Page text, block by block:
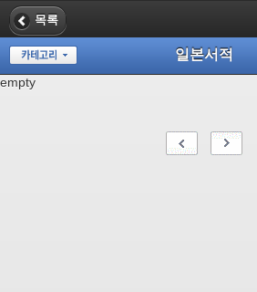
목록
일본서적
empty